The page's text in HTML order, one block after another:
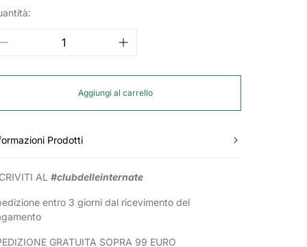
Aggiungi al carrello
Prodotti
AL#clubdelleinternate
entro 3 giorni dal ricevimento del
GRATUITA SOPRA 99 EURO